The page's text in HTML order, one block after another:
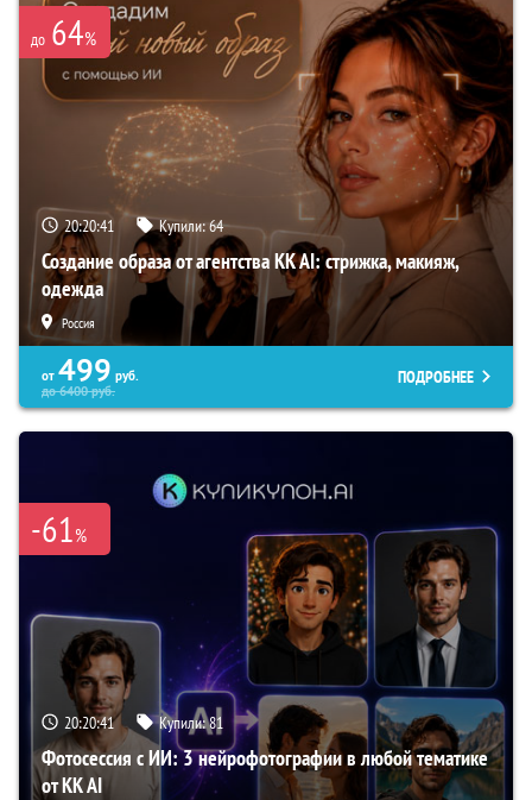
до 64%
20:20:39 Купили:64
Создание образа от агентства KK AI: стрижка, макияж,
одежда
Россия
от 499 руб.
до6400руб.
ПОДРОБНЕЕ
-61%
20:20:39 Купили:81
Фотосессия с ИИ: 3 нейрофотографии в любой тематике
от KK AI